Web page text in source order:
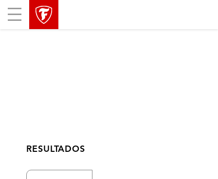
Mobile
Menu
RESULTADOS